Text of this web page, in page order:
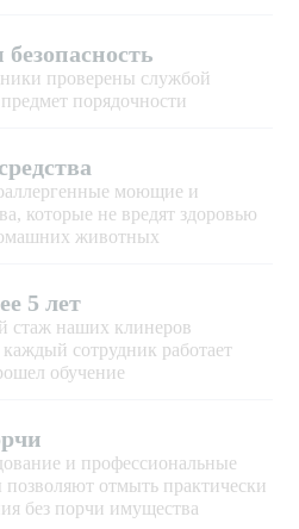
проверены службой
порядочности
моющие и
которые не вредят здоровью
животных
5 лет
стаж наших клинеров
каждый сотрудник работает
обучение
и профессиональные
отмыть практически
без порчи имущества